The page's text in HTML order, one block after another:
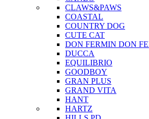
CLAWS&PAWS
COASTAL
COUNTRY DOG
CUTE CAT
DON FERMIN DON
DUCCA
EQUILIBRIO
GOODBOY
GRAN PLUS
GRAND VITA
HANT
HARTZ